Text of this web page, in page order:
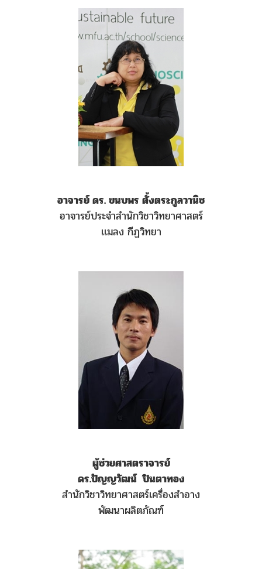
อาจารย์ ดร. ขนบพร ตั้งตระกูลวานิช
อาจารย์ประจำสำนักวิชาวิทยาศาสตร์
เเมลง กีฏวิทยา
ผู้ช่วยศาสตราจารย์
ดร.ปัญญวัฒน์ ปินตาทอง
สำนักวิชาวิทยาศาสตร์เครื่องสำอาง
พัฒนาผลิตภัณฑ์